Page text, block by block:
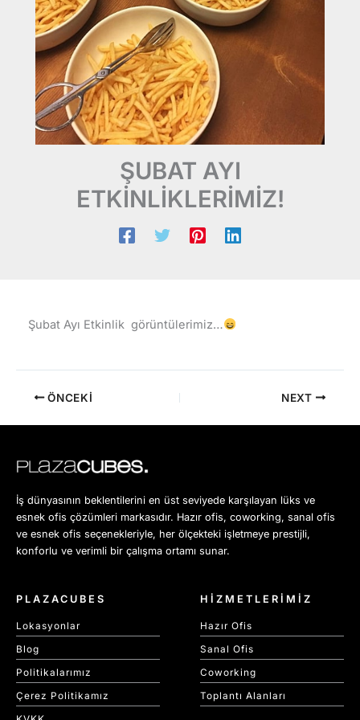
ŞUBAT AYI
ETKİNLİKLERİMİZ!
Şubat Ayı Etkinlik görüntülerimiz…
ÖNCEKI NEXT
İş dünyasının beklentilerini en üst seviyede karşılayan lüks ve
esnek ofis çözümleri markasıdır. Hazır ofis, coworking, sanal ofis
ve esnek ofis seçenekleriyle, her ölçekteki işletmeye prestijli,
konforlu ve verimli bir çalışma ortamı sunar.
PLAZACUBES
Lokasyonlar
Blog
Politikalarımız
Çerez Politikamız
HİZMETLERİMİZ
Hazır Ofis
Sanal Ofis
Coworking
Toplantı Alanları